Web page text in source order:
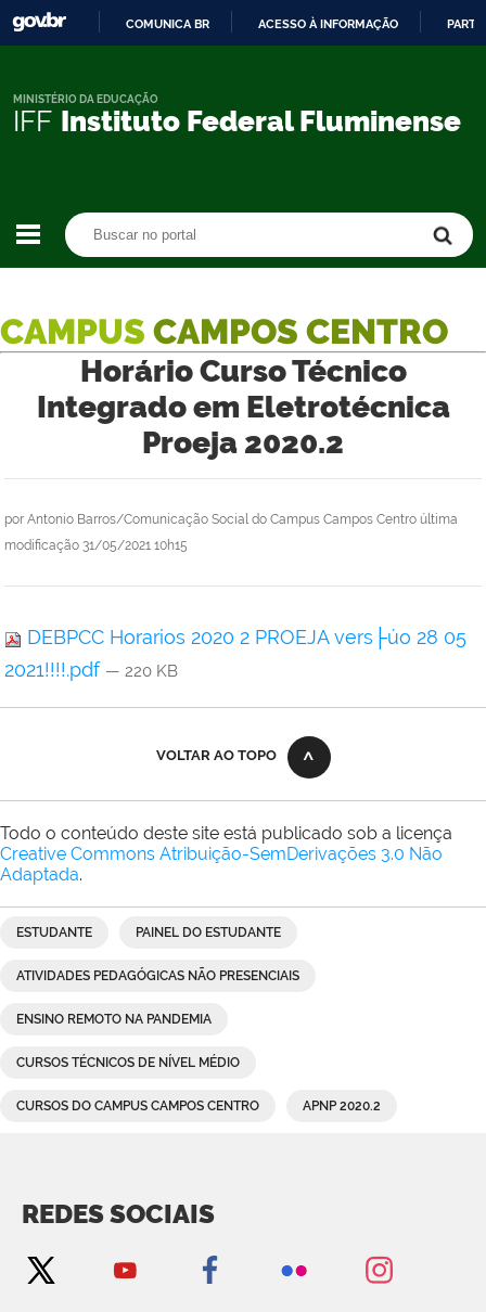
CONTEÚDO
COMUNICA BR ACESSO À INFORMAÇÃO
IFF Instituto Federal Fluminense
MINISTÉRIO DA EDUCAÇÃO
CAMPUS CAMPOS CENTRO
Horário Curso Técnico
Integrado em Eletrotécnica
Proeja 2020.2
por Antonio Barros/Comunicação Social do Campus Campos Centro última
modificação 31/05/2021 10h15
DEBPCC Horarios 2020 2 PROEJA vers├úo 28 05
2021!!!!.pdf — 220 KB
VOLTAR AO TOPO
Todo o conteúdo deste site está publicado sob a licença
Creative Commons Atribuição-SemDerivações 3.0 Não
Adaptada.
ESTUDANTE PAINEL DO ESTUDANTE
ATIVIDADES PEDAGÓGICAS NÃO PRESENCIAIS
ENSINO REMOTO NA PANDEMIA
CURSOS TÉCNICOS DE NÍVEL MÉDIO
CURSOS DO CAMPUS CAMPOS CENTRO APNP 2020.2
REDES SOCIAIS